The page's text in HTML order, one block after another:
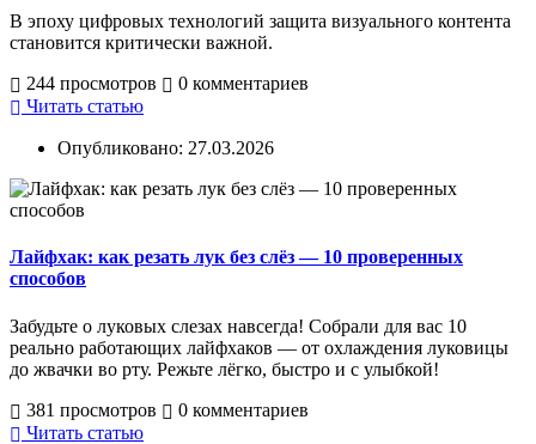
В эпоху цифровых технологий защита визуального контента
становится критически важной.
244 просмотров
0 комментариев
Читать статью
Опубликовано: 27.03.2026
Лайфхак: как резать лук без слёз — 10 проверенных
способов
Забудьте о луковых слезах навсегда! Собрали для вас 10
реально работающих лайфхаков — от охлаждения луковицы
до жвачки во рту. Режьте лёгко, быстро и с улыбкой!
381 просмотров
0 комментариев
Читать статью